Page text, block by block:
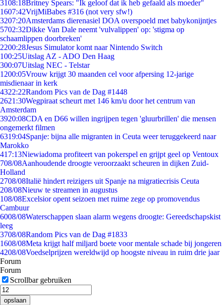
3108:18Britney Spears: "Ik geloof dat ik heb gefaald als moeder"
1607:42VrijMiBabes #316 (not very sfw!)
3207:20Amsterdams dierenasiel DOA overspoeld met babykonijntjes
5702:32Dikke Van Dale neemt 'vulvalippen' op: 'stigma op
schaamlippen doorbreken'
2200:28Jesus Simulator komt naar Nintendo Switch
100:25Uitslag AZ - ADO Den Haag
300:07Uitslag NEC - Telstar
1200:05Vrouw krijgt 30 maanden cel voor afpersing 12-jarige
misdienaar in kerk
4322:22Random Pics van de Dag #1448
2621:30Wegpiraat scheurt met 146 km/u door het centrum van
Amsterdam
3920:08CDA en D66 willen ingrijpen tegen 'gluurbrillen' die mensen
ongemerkt filmen
6319:04Spanje: bijna alle migranten in Ceuta weer teruggekeerd naar
Marokko
417:13Niewiadoma profiteert van pokerspel en grijpt geel op Ventoux
708/08Aanhoudende droogte veroorzaakt scheuren in dijken Zuid-
Holland
2708/08Italië hindert reizigers uit Spanje na migratiecrisis Ceuta
208/08Nieuw te streamen in augustus
108/08Excelsior opent seizoen met ruime zege op promovendus
Cambuur
6008/08Waterschappen slaan alarm wegens droogte: Gereedschapskist
leeg
3708/08Random Pics van de Dag #1833
1608/08Meta krijgt half miljard boete voor mentale schade bij jongeren
4208/08Voedselprijzen wereldwijd op hoogste niveau in ruim drie jaar
Forum
Forum
Scrollbar gebruiken
opslaan